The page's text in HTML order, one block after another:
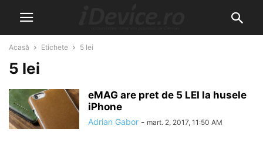
Acasă Etichete 5 lei
5 lei
eMAG are pret de 5 LEI la husele
iPhone
Adrian Gabor - mart. 2, 2017, 11:50 AM